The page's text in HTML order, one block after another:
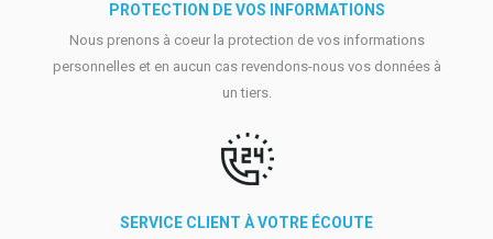
PROTECTION DE VOS INFORMATIONS
Nous prenons à coeur la protection de vos informations
personnelles et en aucun cas revendons-nous vos données à
un tiers.
SERVICE CLIENT À VOTRE ÉCOUTE